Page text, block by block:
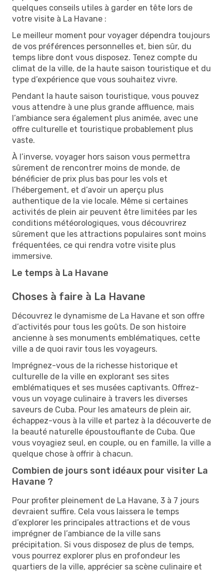
quelques conseils utiles à garder en tête lors de
votre visite à La Havane :
Le meilleur moment pour voyager dépendra toujours
de vos préférences personnelles et, bien sûr, du
temps libre dont vous disposez. Tenez compte du
climat de la ville, de la haute saison touristique et du
type d’expérience que vous souhaitez vivre.
Pendant la haute saison touristique, vous pouvez
vous attendre à une plus grande affluence, mais
l’ambiance sera également plus animée, avec une
offre culturelle et touristique probablement plus
vaste.
À l’inverse, voyager hors saison vous permettra
sûrement de rencontrer moins de monde, de
bénéficier de prix plus bas pour les vols et
l’hébergement, et d’avoir un aperçu plus
authentique de la vie locale. Même si certaines
activités de plein air peuvent être limitées par les
conditions météorologiques, vous découvrirez
sûrement que les attractions populaires sont moins
fréquentées, ce qui rendra votre visite plus
immersive.
Le temps à La Havane
Choses à faire à La Havane
Découvrez le dynamisme de La Havane et son offre
d’activités pour tous les goûts. De son histoire
ancienne à ses monuments emblématiques, cette
ville a de quoi ravir tous les voyageurs.
Imprégnez-vous de la richesse historique et
culturelle de la ville en explorant ses sites
emblématiques et ses musées captivants. Offrez-
vous un voyage culinaire à travers les diverses
saveurs de Cuba. Pour les amateurs de plein air,
échappez-vous à la ville et partez à la découverte de
la beauté naturelle époustouflante de Cuba. Que
vous voyagiez seul, en couple, ou en famille, la ville a
quelque chose à offrir à chacun.
Combien de jours sont idéaux pour visiter La
Havane ?
Pour profiter pleinement de La Havane, 3 à 7 jours
devraient suffire. Cela vous laissera le temps
d’explorer les principales attractions et de vous
imprégner de l’ambiance de la ville sans
précipitation. Si vous disposez de plus de temps,
vous pourrez explorer plus en profondeur les
quartiers de la ville, apprécier sa scène culinaire et